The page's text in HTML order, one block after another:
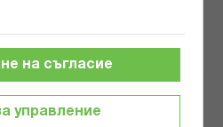
управление
на съгласие